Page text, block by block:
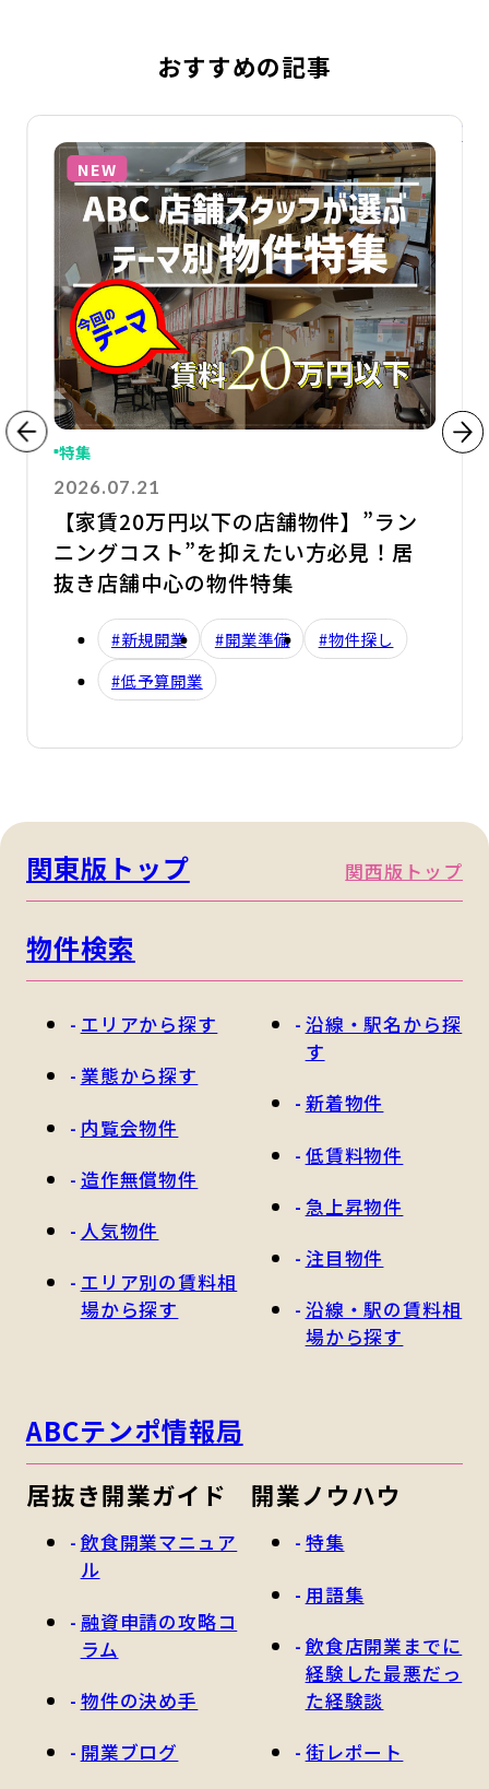
おすすめの記事
細を見る
NEW
特集
2026.07.21
【家賃20万円以下の店舗物件】”ラン
ニングコスト”を抑えたい方必見！居
抜き店舗中心の物件特集
#新規開業 #開業準備
#物件探し
#低予算開業
関東版トップ 関西版トップ
物件検索
エリアから探す
業態から探す
内覧会物件
造作無償物件
人気物件
エリア別の賃料相
場から探す
沿線・駅名から探
す
新着物件
低賃料物件
急上昇物件
注目物件
沿線・駅の賃料相
場から探す
ABCテンポ情報局
居抜き開業ガイド
飲食開業マニュア
ル
融資申請の攻略コ
ラム
物件の決め手
開業ブログ
開業ノウハウ
特集
用語集
飲食店開業までに
経験した最悪だっ
た経験談
街レポート